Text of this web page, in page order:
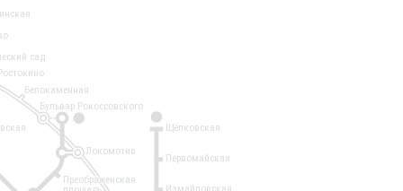
1
Локомотив
сад
Белокаменная
Щёлковская
Первомайская
Измайловская
Бульвар Рокоссовского
Преображенская